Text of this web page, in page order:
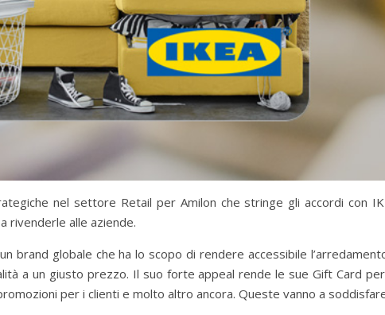
nel settore Retail per Amilon che stringe gli accordi con
rivenderle alle aziende.
brand globale che ha lo scopo di rendere accessibile
a un giusto prezzo. Il suo forte appeal rende le sue Gift Card
per i clienti e molto altro ancora. Queste vanno a